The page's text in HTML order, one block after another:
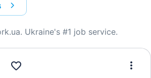
Ukraine's #1 job service.